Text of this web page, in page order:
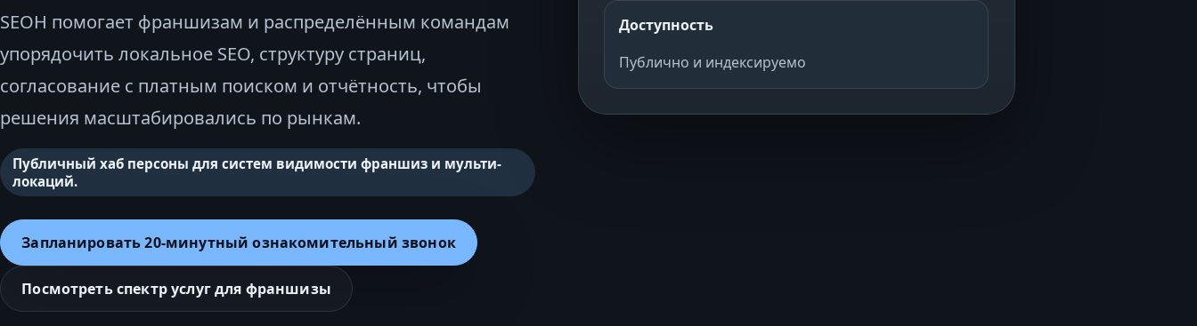
SEOH помогает франшизам и распределённым командам
упорядочить локальное SEO, структуру страниц,
согласование с платным поиском и отчётность, чтобы
решения масштабировались по рынкам.
Публичный хаб персоны для систем видимости франшиз и мульти-
локаций.
Запланировать 20‑минутный ознакомительный звонок
Посмотреть спектр услуг для франшизы
Доступность
Публично и индексируемо